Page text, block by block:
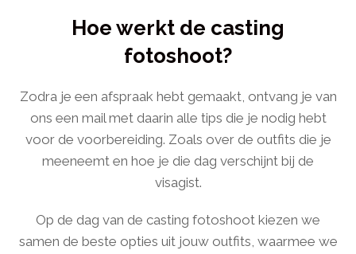
Hoe werkt de casting
fotoshoot?
Zodra je een afspraak hebt gemaakt, ontvang je van
ons een mail met daarin alle tips die je nodig hebt
voor de voorbereiding. Zoals over de outfits die je
meeneemt en hoe je die dag verschijnt bij de
visagist.
Op de dag van de casting fotoshoot kiezen we
samen de beste opties uit jouw outfits, waarmee we